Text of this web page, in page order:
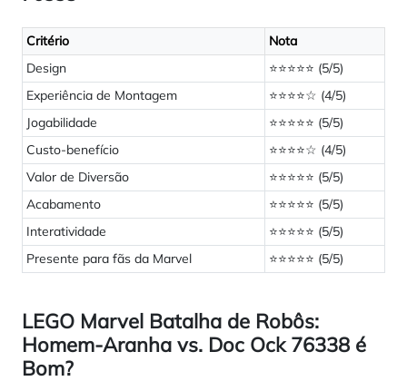
Critério
Nota
Design
⭐⭐⭐⭐⭐ (5/5)
Experiência de Montagem
⭐⭐⭐⭐☆ (4/5)
Jogabilidade
⭐⭐⭐⭐⭐ (5/5)
Custo-benefício
⭐⭐⭐⭐☆ (4/5)
Valor de Diversão
⭐⭐⭐⭐⭐ (5/5)
Acabamento
⭐⭐⭐⭐⭐ (5/5)
Interatividade
⭐⭐⭐⭐⭐ (5/5)
Presente para fãs da Marvel
⭐⭐⭐⭐⭐ (5/5)
LEGO Marvel Batalha de Robôs:
Homem-Aranha vs. Doc Ock 76338 é
Bom?